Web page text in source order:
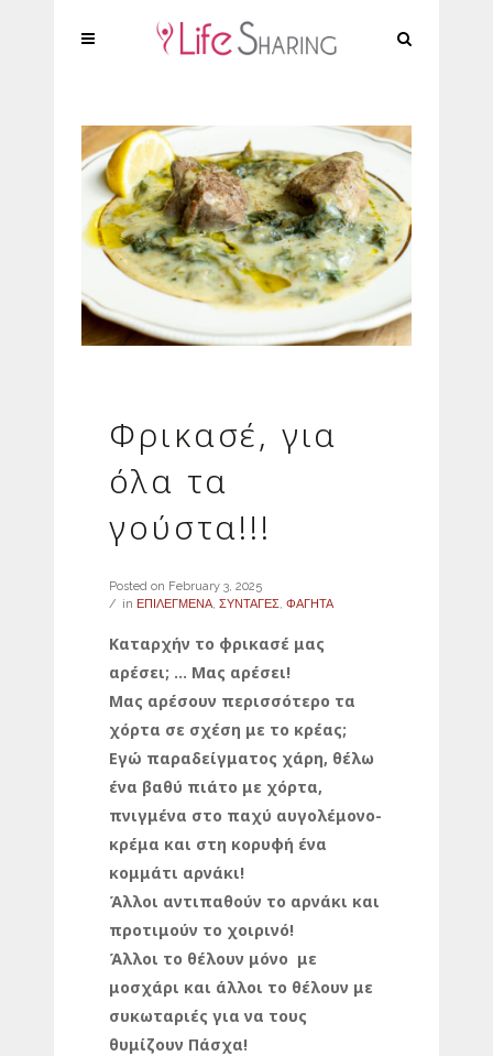
Φρικασέ, για
όλα τα
γούστα!!!
Posted on February 3, 2025
in ΕΠΙΛΕΓΜΕΝΑ, ΣΥΝΤΑΓΕΣ, ΦΑΓΗΤΑ
Καταρχήν το φρικασέ μας
αρέσει; … Μας αρέσει!
Μας αρέσουν περισσότερο τα
χόρτα σε σχέση με το κρέας;
Εγώ παραδείγματος χάρη, θέλω
ένα βαθύ πιάτο με χόρτα,
πνιγμένα στο παχύ αυγολέμονο-
κρέμα και στη κορυφή ένα
κομμάτι αρνάκι!
Άλλοι αντιπαθούν το αρνάκι και
προτιμούν το χοιρινό!
Άλλοι το θέλουν μόνο με
μοσχάρι και άλλοι το θέλουν με
συκωταριές για να τους
θυμίζουν Πάσχα!